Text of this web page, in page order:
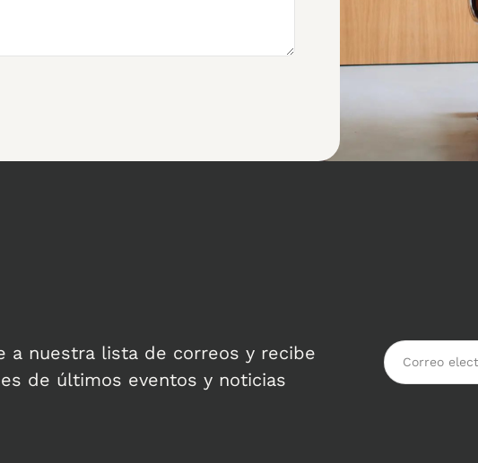
a nuestra lista de correos y recibe
de últimos eventos y noticias